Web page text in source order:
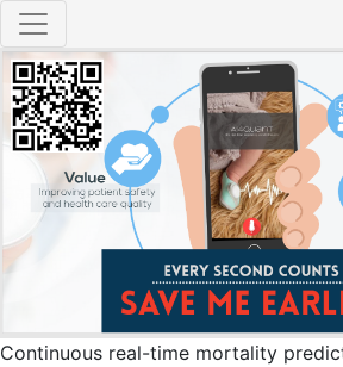
Continuous real-time mortality